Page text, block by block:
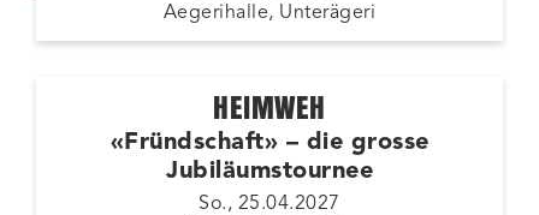
Aegerihalle, Unterägeri
HEIMWEH
«Fründschaft» – die grosse
Jubiläumstournee
So., 25.04.2027